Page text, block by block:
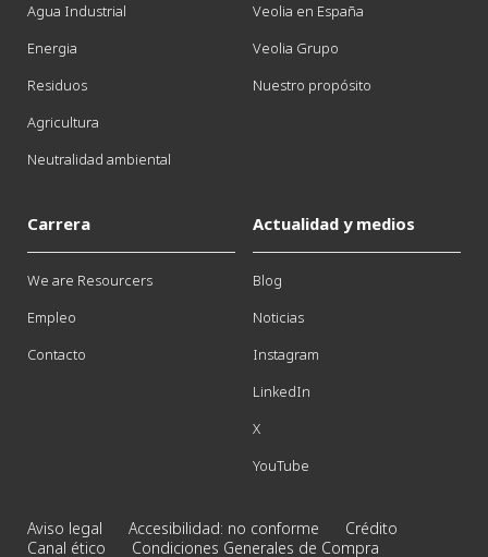
Agua Industrial
Energia
Residuos
Agricultura
Neutralidad ambiental
Veolia en España
Veolia Grupo
Nuestro propósito
Carrera
We are Resourcers
Empleo
Contacto
Actualidad y medios
Blog
Noticias
Instagram
LinkedIn
X
YouTube
Aviso legal Accesibilidad: no conforme
Crédito
Canal ético
Condiciones Generales de Compra